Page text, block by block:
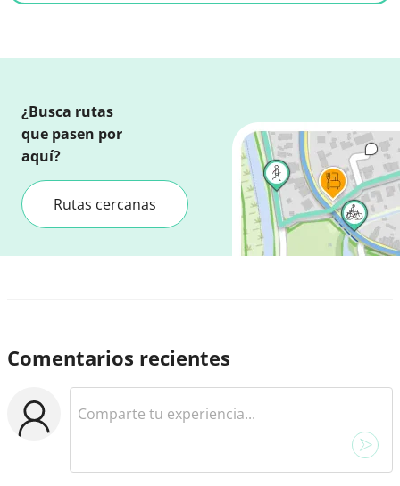
¿Busca rutas
que pasen por
aquí?
Rutas cercanas
Comentarios recientes